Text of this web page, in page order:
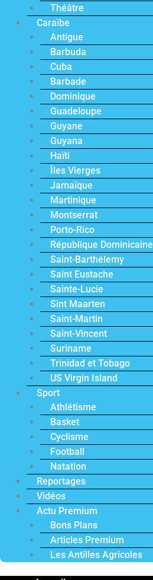
Théâtre
Caraïbe
Antigue
Barbuda
Cuba
Barbade
Dominique
Guadeloupe
Guyane
Guyana
Haïti
Îles Vierges
Jamaïque
Martinique
Montserrat
Porto-Rico
République Dominicaine
Saint-Barthélemy
Saint Eustache
Sainte-Lucie
Sint Maarten
Saint-Martin
Saint-Vincent
Suriname
Trinidad et Tobago
US Virgin Island
Sport
Athlétisme
Basket
Cyclisme
Football
Natation
Reportages
Vidéos
Actu Premium
Bons Plans
Articles Premium
Les Antilles Agricoles